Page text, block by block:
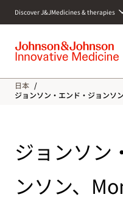
c
Discover J&JMedicines & therapies
日本 /
ジョンソン・エンド・ジョンソ
ジョンソン
ンソン、